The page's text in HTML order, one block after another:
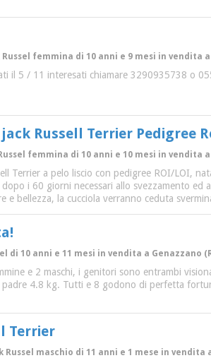
Russel femmina di 10 anni e 9 mesi in vendita
il 5 / 11 interesati chiamare 3290935738 o
Russell Terrier Pedigree
Russel femmina di 10 anni e 10 mesi in
Terrier a pelo liscio con pedigree ROI/LOI,
i 60 giorni necessari allo svezzamento
e bellezza, la cucciola verranno ceduta
di 10 anni e 11 mesi in vendita a
e 2 maschi, i genitori sono entrambi
padre 4.8 kg. Tutti e 8 godono di perfetta
Terrier
Russel maschio di 11 anni e 1 mese in